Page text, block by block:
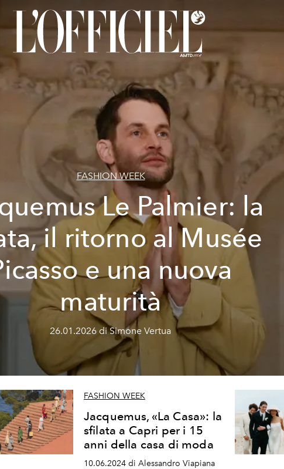
FASHION WEEK
Le Palmier: la
il ritorno al Musée
e una nuova
maturità
26.01.2026 di Simone Vertua
FASHION WEEK
Jacquemus, «La Casa»: la
sfilata a Capri per i 15
anni della casa di moda
10.06.2024 di Alessandro Viapiana